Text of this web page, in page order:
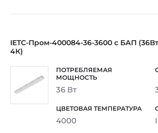
IETC-Пром-400084-36-3600 с БАП
4К)
36 Вт
4000